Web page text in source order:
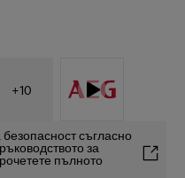
+10
съгласно
за
пълното